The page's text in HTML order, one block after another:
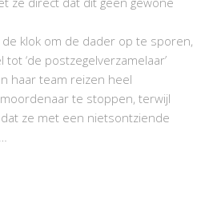
klok om de dader op te sporen,
‘de postzegelverzamelaar’
haar team reizen heel
te stoppen, terwijl
ze met een nietsontziende